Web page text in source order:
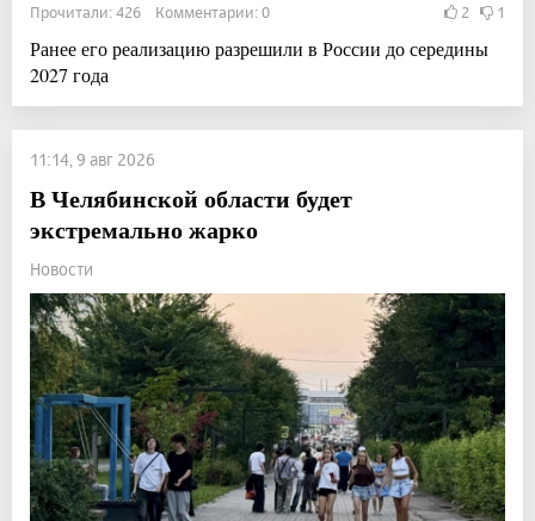
Прочитали: 426 Комментарии: 0 2 1
Ранее его реализацию разрешили в России до середины
2027 года
11:14, 9 авг 2026
В Челябинской области будет
экстремально жарко
Новости